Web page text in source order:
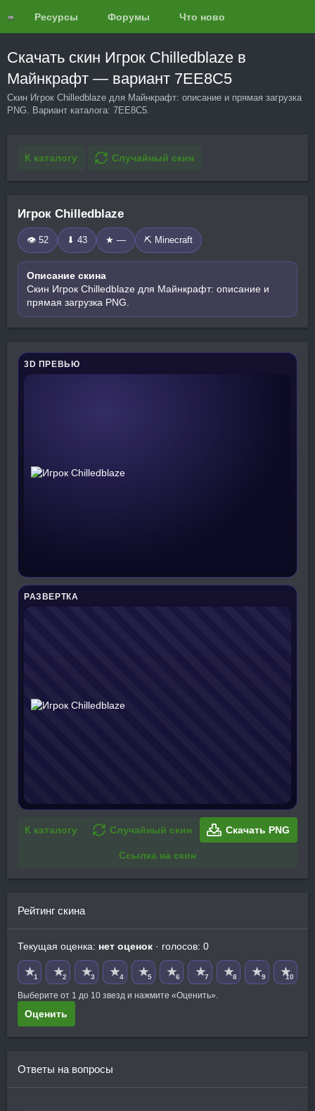
Ресурсы Форумы Что нового?
Скачать скин Игрок Chilledblaze в
Майнкрафт — вариант 7EE8C5
Скин Игрок Chilledblaze для Майнкрафт: описание и прямая загрузка
PNG. Вариант каталога: 7EE8C5.
К каталогу Случайный скин
Игрок Chilledblaze
👁 52 ⬇ 43 ★ — ⛏️ Minecraft
Описание скина
Скин Игрок Chilledblaze для Майнкрафт: описание и
прямая загрузка PNG.
3D ПРЕВЬЮ
РАЗВЕРТКА
К каталогу Случайный скин Скачать PNG
Ссылка на скин
Рейтинг скина
Текущая оценка: нет оценок · голосов: 0
★1 ★2 ★3 ★4 ★5 ★6 ★7 ★8 ★9 ★10
Выберите от 1 до 10 звезд и нажмите «Оценить».
Оценить
Ответы на вопросы